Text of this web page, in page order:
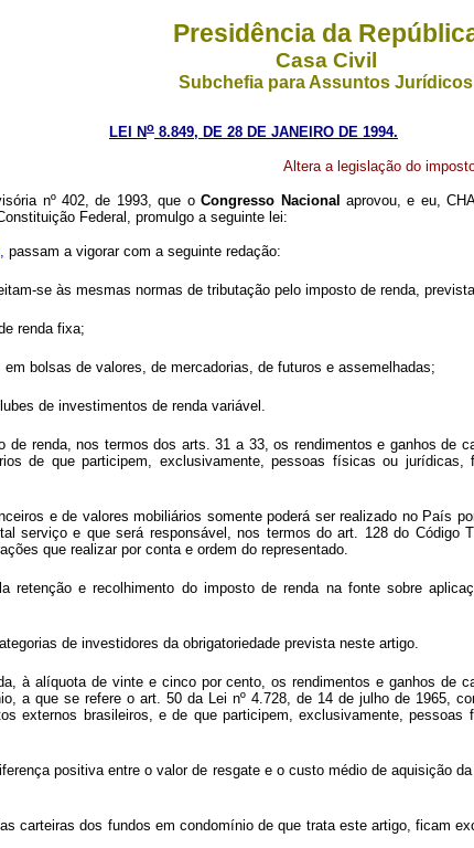
Presidência da
Casa Civil
Subchefia para Assuntos Jurídicos
LEI No 8.849, DE 28 DE JANEIRO DE 1994.
Altera a legislação do
nº 402, de 1993, que oCongresso Nacional aprovou, e eu,
Federal, promulgo a seguinte lei:
passam a vigorar com a seguinte redação:
se às mesmas normas de tributação pelo imposto de renda,
renda fixa;
bolsas de valores, de mercadorias, de futuros e assemelhadas;
de investimentos de renda variável.
de renda, nos termos dos arts. 31 a 33, os rendimentos e ganhos de
de que participem, exclusivamente, pessoas físicas ou
e de valores mobiliários somente poderá ser realizado no País
serviço e que será responsável, nos termos do art. 128 do Código
que realizar por conta e ordem do representado.
retenção e recolhimento do imposto de renda na fonte sobre
de investidores da obrigatoriedade prevista neste artigo.
à alíquota de vinte e cinco por cento, os rendimentos e ganhos de
a que se refere o art. 50 da Lei nº 4.728, de 14 de julho de 1965,
externos brasileiros, e de que participem, exclusivamente,
positiva entre o valor de resgate e o custo médio de aquisição
carteiras dos fundos em condomínio de que trata este artigo, ficam